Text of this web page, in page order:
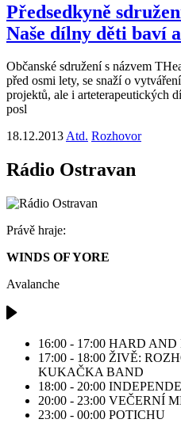
Předsedkyně
Naše dílny děti baví
Občanské sdružení s názvem
před osmi lety, se snaží o
projektů, ale i arteterapeutických
posl
18.12.2013Atd. Rozhovor
Rádio Ostravan
Právě hraje:
WINDS OF YORE
Avalanche
16:00 - 17:00 HARD AND
17:00 - 18:00 ŽIVĚ:
KUKAČKA BAND
18:00 - 20:00
20:00 - 23:00 VEČERNÍ
23:00 - 00:00 POTICHU